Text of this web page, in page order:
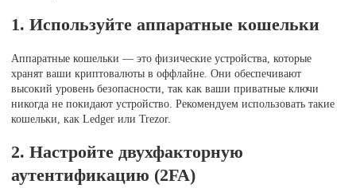
1. Используйте аппаратные кошельки
Аппаратные кошельки — это физические устройства, которые
хранят ваши криптовалюты в оффлайне. Они обеспечивают
высокий уровень безопасности, так как ваши приватные ключи
никогда не покидают устройство. Рекомендуем использовать такие
кошельки, как Ledger или Trezor.
2. Настройте двухфакторную
аутентификацию (2FA)